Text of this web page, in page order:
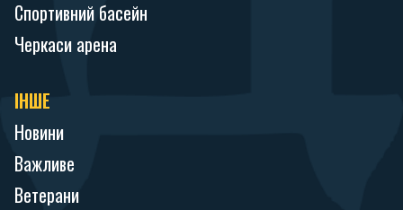
Спортивний басейн
Черкаси арена
ІНШЕ
Новини
Важливе
Ветерани